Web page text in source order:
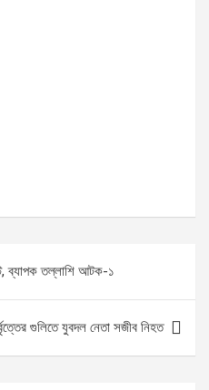
ব্যাপক তল্লাশি আটক-১
গুলিতে যুবদল নেতা সজীব নিহত